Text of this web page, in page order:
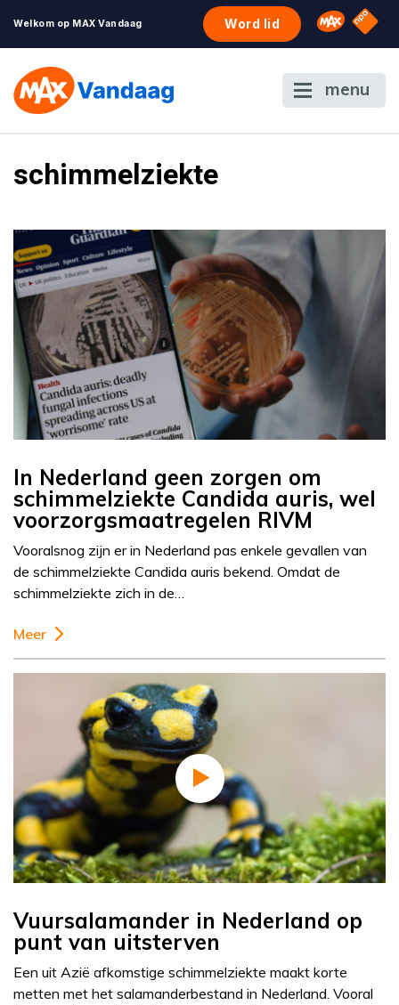
Welkom op MAX Vandaag Word lid Omroep
NPO
menu
schimmelziekte
In Nederland geen zorgen om
schimmelziekte Candida auris, wel
voorzorgsmaatregelen RIVM
Vooralsnog zijn er in Nederland pas enkele gevallen van
de schimmelziekte Candida auris bekend. Omdat de
schimmelziekte zich in de…
Meer
Vuursalamander in Nederland op
punt van uitsterven
Een uit Azië afkomstige schimmelziekte maakt korte
metten met het salamanderbestand in Nederland. Vooral